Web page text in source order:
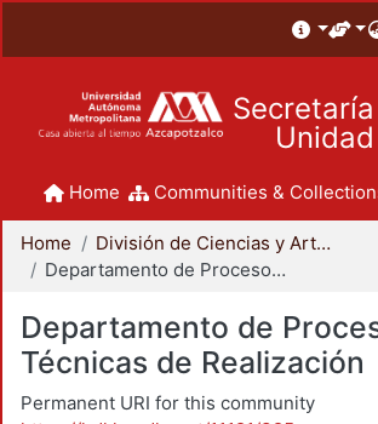
Unidad
Home Communities &
Home
División de Ciencias y Artes para el Diseño
Departamento de Procesos y Técnicas de Realización
Departamento de
Técnicas de Realización
Permanent URI for this community